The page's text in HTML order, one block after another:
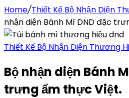
Home/Thiết Kế Bộ Nhận Diện
nhận diện Bánh Mì DND đặc
Thiết Kế Bộ Nhận Diện Thương
Bộ nhận diện Bánh
trưng ẩm thực Việt.